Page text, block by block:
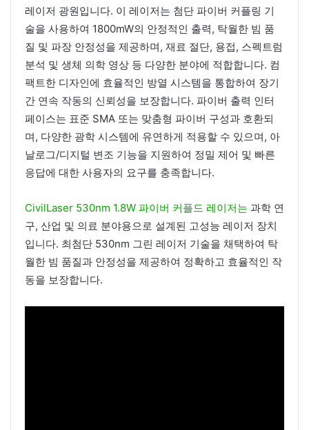
레이저 광원입니다. 이 레이저는 첨단 파이버 커플링 기
술을 사용하여 1800mW의 안정적인 출력, 탁월한 빔 품
질 및 파장 안정성을 제공하며, 재료 절단, 용접, 스펙트럼
분석 및 생체 의학 영상 등 다양한 분야에 적합합니다. 컴
팩트한 디자인에 효율적인 방열 시스템을 통합하여 장기
간 연속 작동의 신뢰성을 보장합니다. 파이버 출력 인터
페이스는 표준 SMA 또는 맞춤형 파이버 구성과 호환되
며, 다양한 광학 시스템에 유연하게 적용할 수 있으며, 아
날로그/디지털 변조 기능을 지원하여 정밀 제어 및 빠른
응답에 대한 사용자의 요구를 충족합니다.
CivilLaser 530nm 1.8W 파이버 커플드 레이저는 과학 연
구, 산업 및 의료 분야용으로 설계된 고성능 레이저 장치
입니다. 최첨단 530nm 그린 레이저 기술을 채택하여 탁
월한 빔 품질과 안정성을 제공하여 정확하고 효율적인 작
동을 보장합니다.